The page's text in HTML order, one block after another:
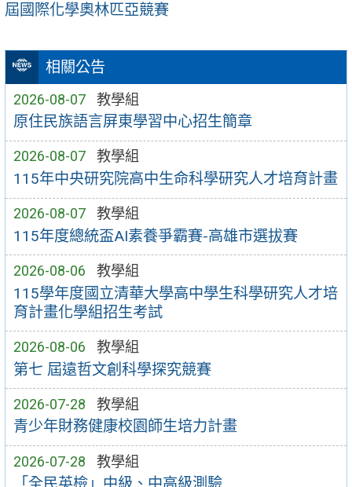
相關公告
2026-08-07 教學組
原住民族語言屏東學習中心招生簡章
2026-08-07 教學組
115年中央研究院高中生命科學研究人才培育計畫
2026-08-07 教學組
115年度總統盃AI素養爭霸賽-高雄市選拔賽
2026-08-06 教學組
115學年度國立清華大學高中學生科學研究人才培
育計畫化學組招生考試
2026-08-06 教學組
第七 屆遠哲文創科學探究競賽
2026-07-28 教學組
青少年財務健康校園師生培力計畫
2026-07-28 教學組
屆國際化學奧林匹亞競賽